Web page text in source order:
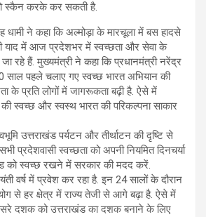
स्कैन करके कर सकती है.
धामी ने कहा कि अल्मोड़ा के मारचूला में बस हादसे
याद में आज प्रदेशभर में स्वच्छता और सेवा के
रहे हैं. मुख्यमंत्री ने कहा कि प्रधानमंत्री नरेंद्र
साल पहले चलाए गए स्वच्छ भारत अभियान की
के प्रति लोगों में जागरूकता बढ़ी है. ऐसे में
की स्वच्छ और स्वस्थ भारत की परिकल्पना साकार
उत्तराखंड पर्यटन और तीर्थाटन की दृष्टि से
प्रदेशवासी स्वच्छता को अपनी नियमित दिनचर्या
को स्वच्छ रखने में सरकार की मदद करें.
वर्ष में प्रवेश कर रहा है. इन 24 सालों के दौरान
से हर क्षेत्र में राज्य तेजी से आगे बढ़ा है. ऐसे में
दशक को उत्तराखंड का दशक बनाने के लिए